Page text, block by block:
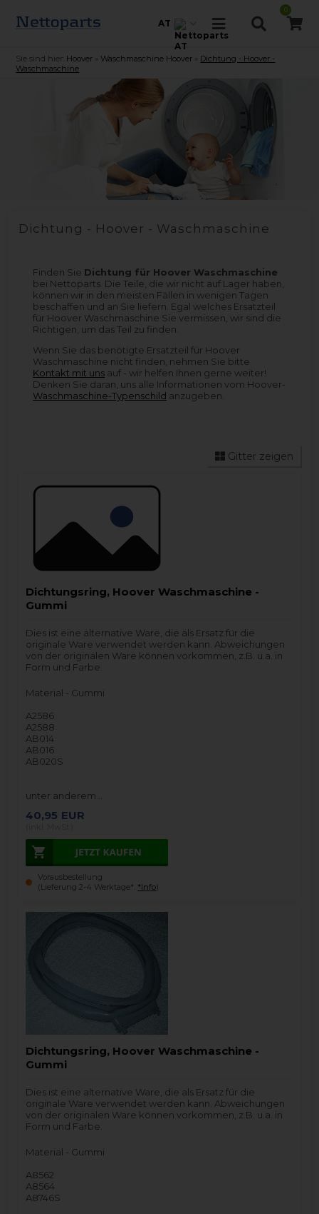
AT
0
Sie sind hier: Hoover Waschmaschine Hoover
Dichtung - Hoover -
Waschmaschine
Dichtung - Hoover - Waschmaschine
Finden Sie Dichtung für Hoover Waschmaschine
bei Nettoparts. Die Teile, die wir nicht auf Lager haben,
können wir in den meisten Fällen in wenigen Tagen
beschaffen und an Sie liefern. Egal welches Ersatzteil
für Hoover Waschmaschine Sie vermissen, wir sind die
Richtigen, um das Teil zu finden.
Wenn Sie das benötigte Ersatzteil für Hoover
Waschmaschine nicht finden, nehmen Sie bitte
Kontakt mit uns auf - wir helfen Ihnen gerne weiter!
Denken Sie daran, uns alle Informationen vom Hoover-
Waschmaschine-Typenschild anzugeben.
Gitter zeigen
Dichtungsring, Hoover Waschmaschine -
Gummi
Dies ist eine alternative Ware, die als Ersatz für die
originale Ware verwendet werden kann. Abweichungen
von der originalen Ware können vorkommen, z.B. u.a. in
Form und Farbe.
Material - Gummi
A2586
A2588
AB014
AB016
AB020S
unter anderem…
40,95 EUR
Vorausbestellung
(Lieferung 2-4 Werktage*. *Info)
Dichtungsring, Hoover Waschmaschine -
Gummi
Dies ist eine alternative Ware, die als Ersatz für die
originale Ware verwendet werden kann. Abweichungen
von der originalen Ware können vorkommen, z.B. u.a. in
Form und Farbe.
Material - Gummi
A8562
A8564
A8746S